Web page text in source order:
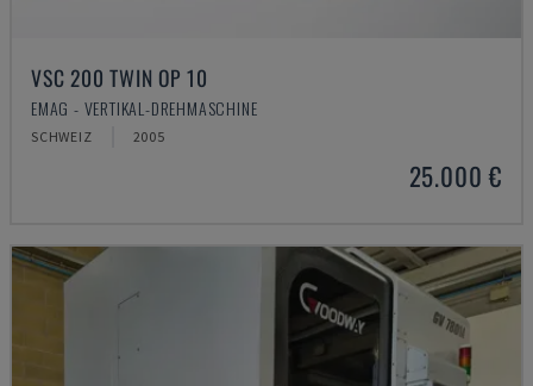
VSC 200 TWIN OP 10
EMAG - VERTIKAL-DREHMASCHINE
SCHWEIZ 2005
25.000 €